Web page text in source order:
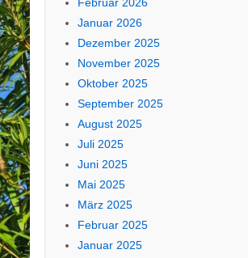
Januar 2026
Dezember 2025
November 2025
Oktober 2025
September 2025
August 2025
Juli 2025
Juni 2025
Mai 2025
März 2025
Februar 2025
Januar 2025